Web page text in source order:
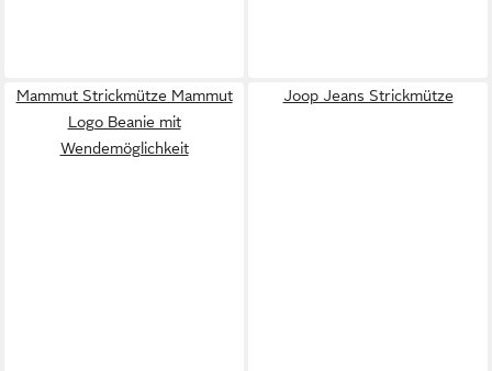
Mammut Strickmütze Mammut
Logo Beanie mit
Wendemöglichkeit
Joop Jeans Strickmütze